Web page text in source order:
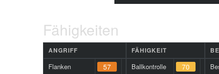
Fähigkeiten
ANGRIFF
Flanken 57
FÄHIGKEIT
Ballkontrolle 70